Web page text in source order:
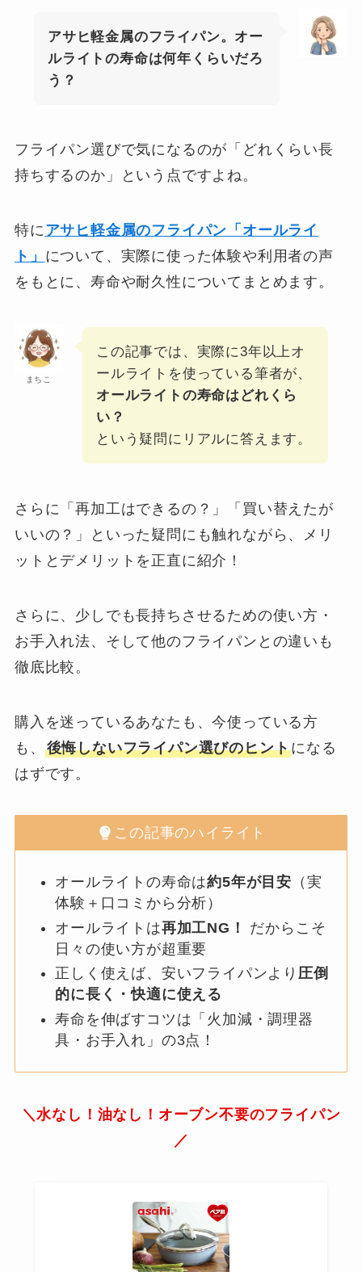
アサヒ軽金属のフライパン。オー
ルライトの寿命は何年くらいだろ
う？
フライパン選びで気になるのが「どれくらい長
持ちするのか」という点ですよね。
特にアサヒ軽金属のフライパン「オールライ
ト」 について、実際に使った体験や利用者の声
をもとに、寿命や耐久性についてまとめます。
まちこ
この記事では、実際に3年以上オ
ールライトを使っている筆者が、
オールライトの寿命はどれくら
い？
という疑問にリアルに答えます。
さらに「再加工はできるの？」「買い替えたが
いいの？」といった疑問にも触れながら、メリ
ットとデメリットを正直に紹介！
さらに、少しでも長持ちさせるための使い方・
お手入れ法、そして他のフライパンとの違いも
徹底比較。
購入を迷っているあなたも、今使っている方
も、 後悔しないフライパン選びのヒントになる
はずです。
この記事のハイライト
オールライトの寿命は約5年が目安 （実
体験＋口コミから分析）
オールライトは再加工NG！
だからこそ
日々の使い方が超重要
正しく使えば、安いフライパンより圧倒
的に長く・快適に使える
寿命を伸ばすコツは「火加減・調理器
具・お手入れ」の3点！
＼水なし！油なし！オーブン不要のフライパン
／